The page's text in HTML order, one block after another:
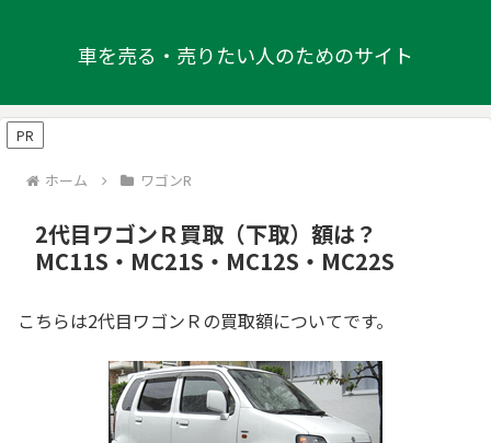
車を売る・売りたい人のためのサイト
PR
ホーム ワゴンR
2代目ワゴンＲ買取（下取）額は？
MC11S・MC21S・MC12S・MC22S
こちらは2代目ワゴンＲの買取額についてです。